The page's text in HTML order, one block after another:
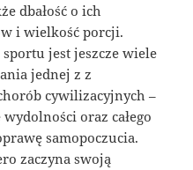
dbałość o ich
i wielkość porcji.
jest jeszcze wiele
jednej z z
cywilizacyjnych –
oraz całego
samopoczucia.
zaczyna swoją